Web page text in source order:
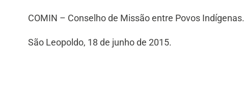
COMIN – Conselho de Missão entre Povos Indígenas.
São Leopoldo, 18 de junho de 2015.